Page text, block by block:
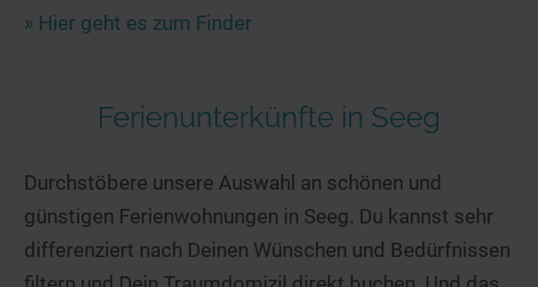
» Hier geht es zum Finder
Ferienunterkünfte in Seeg
Durchstöbere unsere Auswahl an schönen und
günstigen Ferienwohnungen in Seeg. Du kannst sehr
differenziert nach Deinen Wünschen und Bedürfnissen